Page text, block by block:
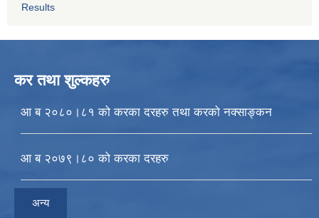
Results
कर तथा शुल्कहरु
आ ब २०८०।८१ को करका दरहरु तथा करको नक्साङ्कन
आ ब २०७९।८० को करका दरहरु
अन्य